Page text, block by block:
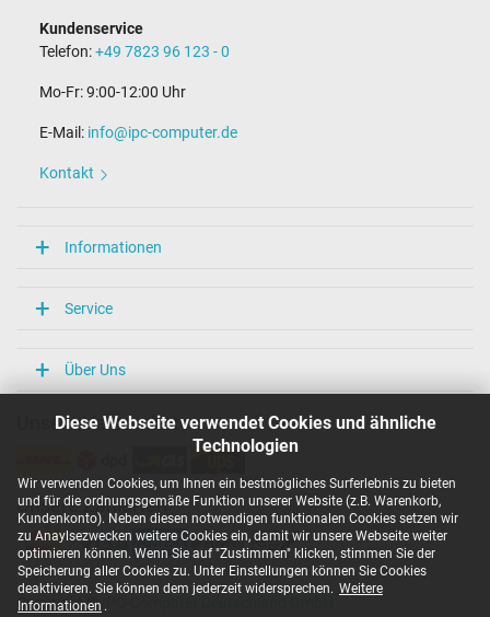
Diese Webseite verwendet Cookies und ähnliche
Technologien
Wir verwenden Cookies, um Ihnen ein bestmögliches Surferlebnis zu bieten
und für die ordnungsgemäße Funktion unserer Website (z.B. Warenkorb,
Kundenkonto). Neben diesen notwendigen funktionalen Cookies setzen wir
zu Anaylsezwecken weitere Cookies ein, damit wir unsere Webseite weiter
optimieren können. Wenn Sie auf "Zustimmen" klicken, stimmen Sie der
Speicherung aller Cookies zu. Unter Einstellungen können Sie Cookies
deaktivieren. Sie können dem jederzeit widersprechen. Weitere
Informationen .
Kundenservice
Telefon:+49 7823 96 123 - 0
Mo-Fr: 9:00-12:00 Uhr
E-Mail: info@ipc-computer.de
Kontakt
Informationen
Service
Über Uns
Unsere Versandarten
Unsere Zahlarten
Copyright ©